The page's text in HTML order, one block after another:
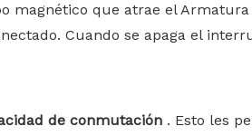
magnético que atrae el
Cuando se apaga el
de conmutación . Esto les